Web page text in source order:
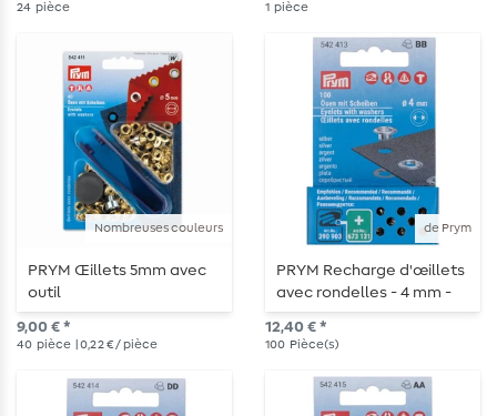
24 pièce 1 pièce
Nombreuses couleurs
PRYM Œillets 5mm avec
outil
9,00 € *
40 pièce | 0,22 € / pièce
de Prym
PRYM Recharge d'œillets
avec rondelles - 4 mm -
argenté
12,40 € *
100 Pièce(s)